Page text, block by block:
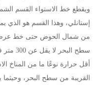
ويقطع خط الاستواء القسم
إستانلي، وهذا القسم هو الذي
سطح
أقل حرارة نوعًا ما من المناخ
القريبة من سطح البحر، وحيثما